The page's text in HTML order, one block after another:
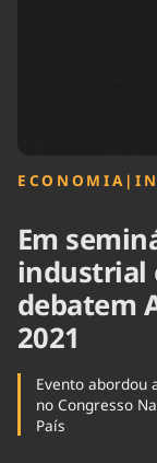
ECONOMIA |
Em
industrial
debatem
2021
Evento abordou
no Congresso
País